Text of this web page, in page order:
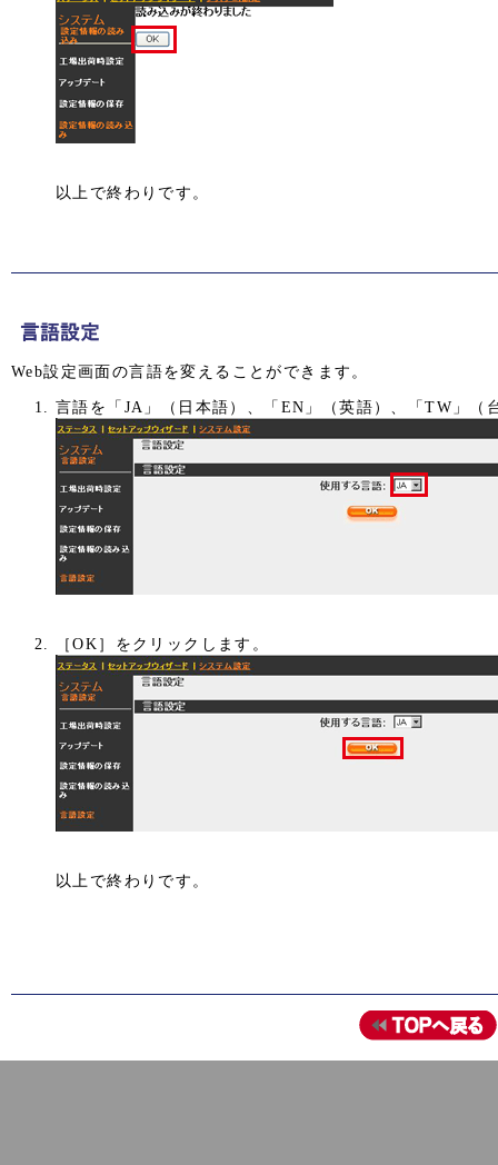
以上で終わりです。
Web設定画面の言語を変えることができます。
言語を「JA」（日本語）、「EN」（英語）、「TW」（
［OK］をクリックします。
以上で終わりです。